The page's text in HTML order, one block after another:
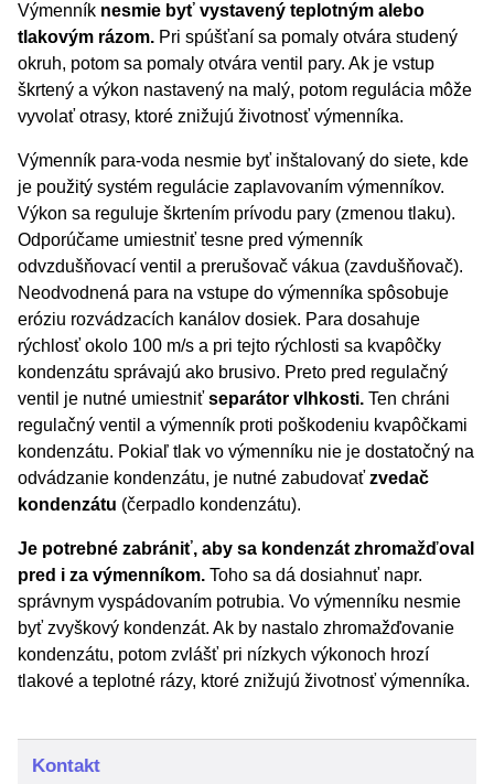
Výmenník nesmie byť vystavený teplotným alebo
tlakovým rázom. Pri spúšťaní sa pomaly otvára studený
okruh, potom sa pomaly otvára ventil pary. Ak je vstup
škrtený a výkon nastavený na malý, potom regulácia môže
vyvolať otrasy, ktoré znižujú životnosť výmenníka.
Výmenník para-voda nesmie byť inštalovaný do siete, kde
je použitý systém regulácie zaplavovaním výmenníkov.
Výkon sa reguluje škrtením prívodu pary (zmenou tlaku).
Odporúčame umiestniť tesne pred výmenník
odvzdušňovací ventil a prerušovač vákua (zavdušňovač).
Neodvodnená para na vstupe do výmenníka spôsobuje
eróziu rozvádzacích kanálov dosiek. Para dosahuje
rýchlosť okolo 100 m/s a pri tejto rýchlosti sa kvapôčky
kondenzátu správajú ako brusivo. Preto pred regulačný
ventil je nutné umiestniť separátor vlhkosti. Ten chráni
regulačný ventil a výmenník proti poškodeniu kvapôčkami
kondenzátu. Pokiaľ tlak vo výmenníku nie je dostatočný na
odvádzanie kondenzátu, je nutné zabudovať zvedač
kondenzátu (čerpadlo kondenzátu).
Je potrebné zabrániť, aby sa kondenzát zhromažďoval
pred i za výmenníkom. Toho sa dá dosiahnuť napr.
správnym vyspádovaním potrubia. Vo výmenníku nesmie
byť zvyškový kondenzát. Ak by nastalo zhromažďovanie
kondenzátu, potom zvlášť pri nízkych výkonoch hrozí
tlakové a teplotné rázy, ktoré znižujú životnosť výmenníka.
Kontakt